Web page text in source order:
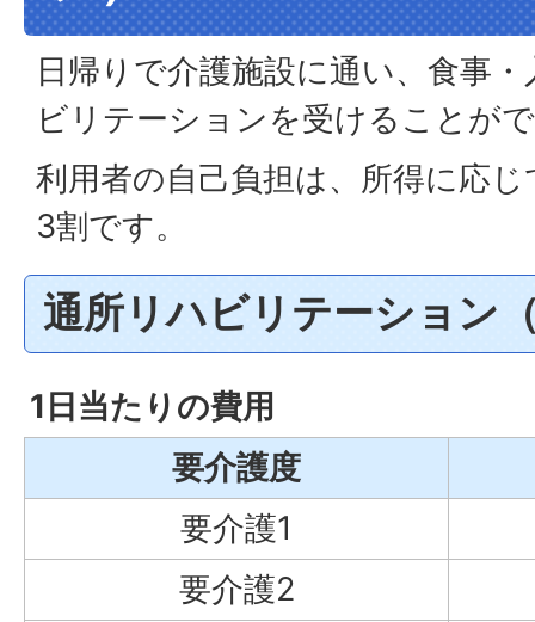
日帰りで介護施設に通い、食事
ビリテーションを受けることが
利用者の自己負担は、所得に応
3割です。
通所リハビリテーション
1日当たりの費用
要介護度
要介護1
要介護2